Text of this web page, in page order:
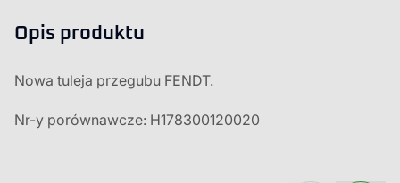
Opis produktu
Nowa tuleja przegubu FENDT.
Nr-y porównawcze: H178300120020